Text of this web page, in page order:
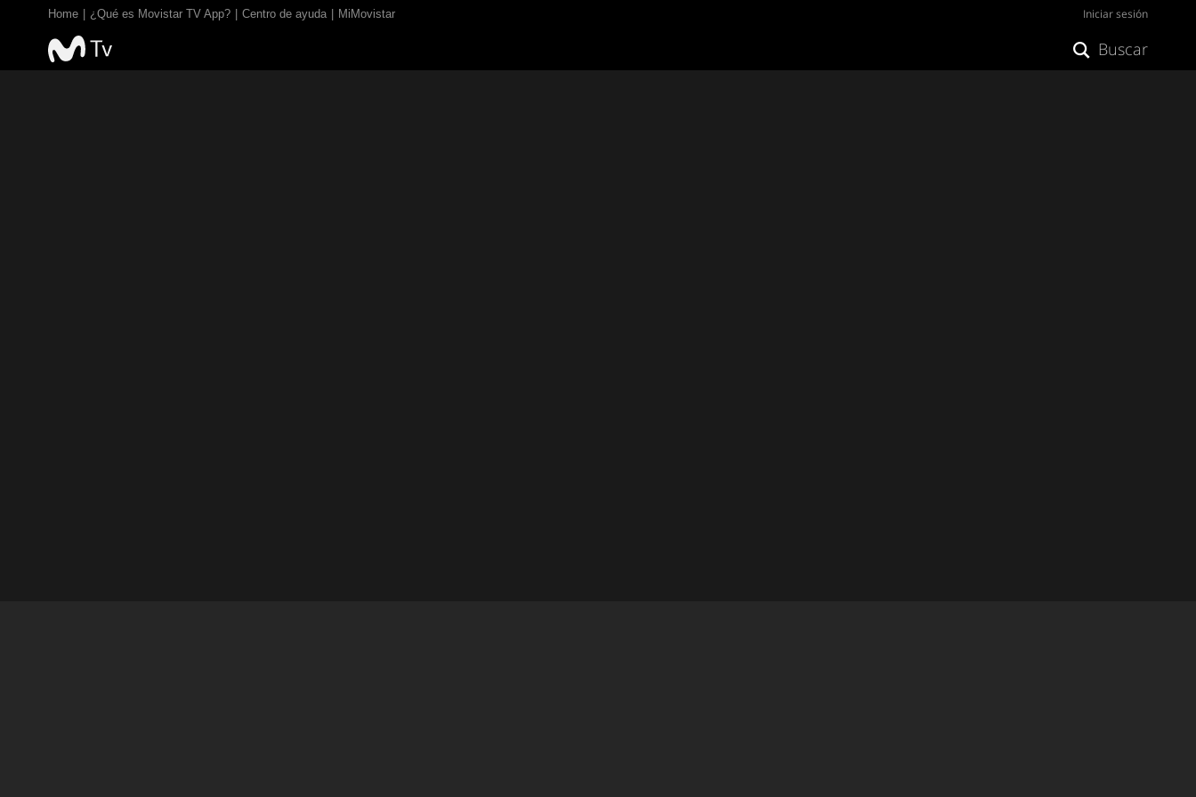
Home ¿Qué es Movistar TV App? Centro de ayuda MiMovistar Iniciar sesión
Buscar